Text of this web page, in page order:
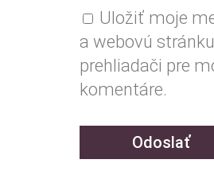
Uložiť moje
a webovú
prehliadači pre
komentáre.